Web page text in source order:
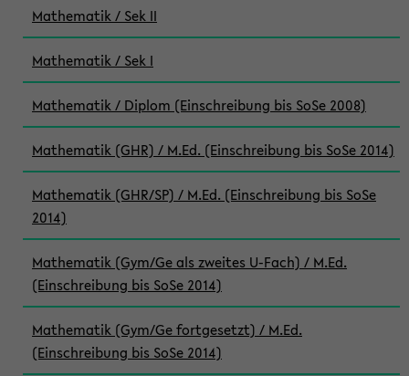
Mathematik / Sek II
Mathematik / Sek I
Mathematik / Diplom (Einschreibung bis SoSe 2008)
Mathematik (GHR) / M.Ed. (Einschreibung bis SoSe 2014)
Mathematik (GHR/SP) / M.Ed. (Einschreibung bis SoSe
2014)
Mathematik (Gym/Ge als zweites U-Fach) / M.Ed.
(Einschreibung bis SoSe 2014)
Mathematik (Gym/Ge fortgesetzt) / M.Ed.
(Einschreibung bis SoSe 2014)